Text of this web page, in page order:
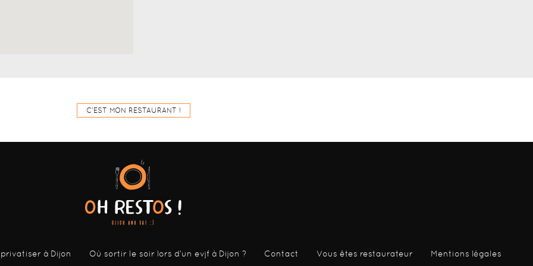
C'EST MON RESTAURANT !
à Dijon Où sortir le soir lors d’un evjf à Dijon ? Contact Vous êtes restaurateur Mentions légales